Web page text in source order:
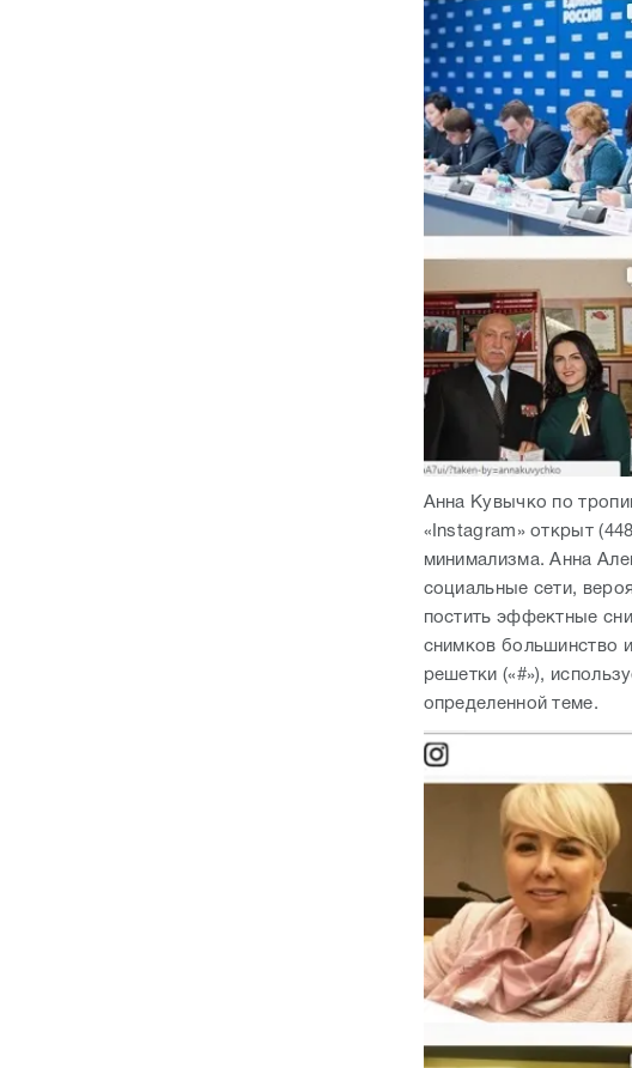
Анна Кувычко по
«Instagram» открыт
минимализма. Анна
социальные сети,
постить эффектные
снимков большинство
решетки («#»),
определенной теме.